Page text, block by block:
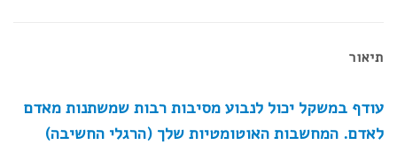
תיאור
עודף במשקל יכול לנבוע מסיבות רבות שמשתנות מאדם
לאדם. המחשבות האוטומטיות שלך (הרגלי החשיבה)